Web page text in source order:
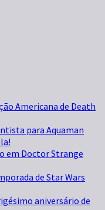
Americana de Death
para Aquaman
em Doctor Strange
de Star Wars
aniversário de